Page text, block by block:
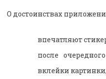
О достоинствах
впечатляют
после
вклейки